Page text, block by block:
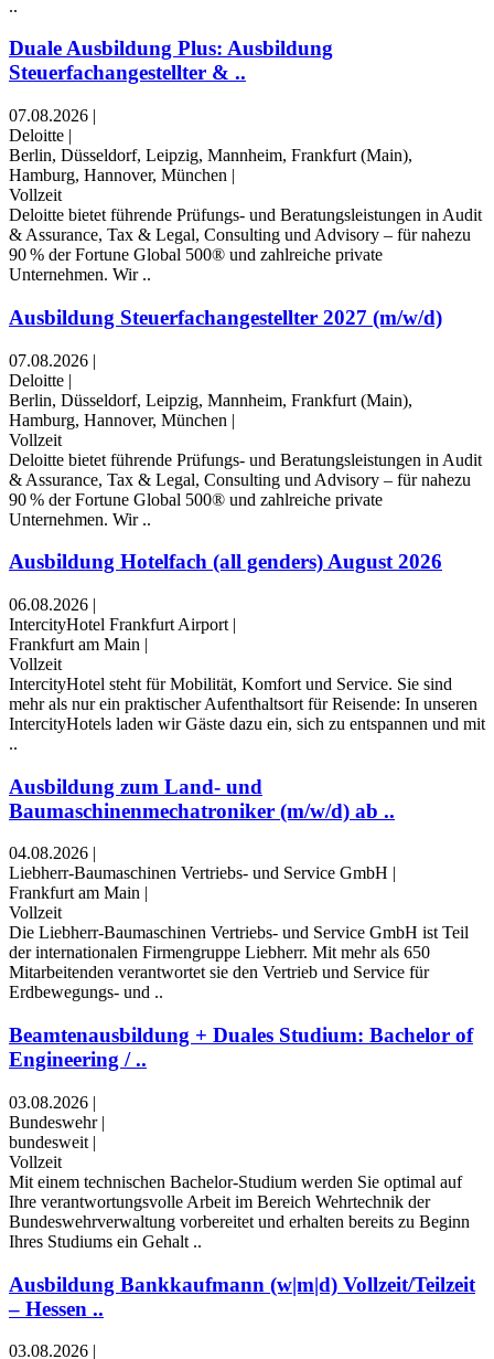
..
Duale Ausbildung Plus: Ausbildung
Steuerfachangestellter & ..
07.08.2026 |
Deloitte |
Berlin, Düsseldorf, Leipzig, Mannheim, Frankfurt (Main),
Hamburg, Hannover, München |
Vollzeit
Deloitte bietet führende Prüfungs- und Beratungsleistungen in Audit
& Assurance, Tax & Legal, Consulting und Advisory – für nahezu
90 % der Fortune Global 500® und zahlreiche private
Unternehmen. Wir ..
Ausbildung Steuerfachangestellter 2027 (m/w/d)
07.08.2026 |
Deloitte |
Berlin, Düsseldorf, Leipzig, Mannheim, Frankfurt (Main),
Hamburg, Hannover, München |
Vollzeit
Deloitte bietet führende Prüfungs- und Beratungsleistungen in Audit
& Assurance, Tax & Legal, Consulting und Advisory – für nahezu
90 % der Fortune Global 500® und zahlreiche private
Unternehmen. Wir ..
Ausbildung Hotelfach (all genders) August 2026
06.08.2026 |
IntercityHotel Frankfurt Airport |
Frankfurt am Main |
Vollzeit
IntercityHotel steht für Mobilität, Komfort und Service. Sie sind
mehr als nur ein praktischer Aufenthaltsort für Reisende: In unseren
IntercityHotels laden wir Gäste dazu ein, sich zu entspannen und mit
..
Ausbildung zum Land- und
Baumaschinenmechatroniker (m/w/d) ab ..
04.08.2026 |
Liebherr-Baumaschinen Vertriebs- und Service GmbH |
Frankfurt am Main |
Vollzeit
Die Liebherr-Baumaschinen Vertriebs- und Service GmbH ist Teil
der internationalen Firmengruppe Liebherr. Mit mehr als 650
Mitarbeitenden verantwortet sie den Vertrieb und Service für
Erdbewegungs- und ..
Beamtenausbildung + Duales Studium: Bachelor of
Engineering / ..
03.08.2026 |
Bundeswehr |
bundesweit |
Vollzeit
Mit einem technischen Bachelor-Studium werden Sie optimal auf
Ihre verantwortungsvolle Arbeit im Bereich Wehrtechnik der
Bundeswehrverwaltung vorbereitet und erhalten bereits zu Beginn
Ihres Studiums ein Gehalt ..
Ausbildung Bankkaufmann (w|m|d) Vollzeit/Teilzeit
– Hessen ..
03.08.2026 |